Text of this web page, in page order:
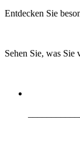
Entdecken Sie
Sehen Sie, was Sie